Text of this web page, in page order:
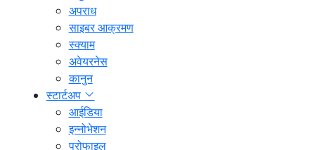
अपराध
साइबर आक्रमण
स्क्याम
अवेयरनेस
कानुन
स्टार्टअप
आईडिया
इन्नोभेशन
प्रोफाइल